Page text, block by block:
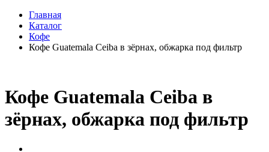
Главная
Каталог
Кофе
Кофе Guatemala Ceiba в зёрнах, обжарка под фильтр
Кофе Guatemala Ceiba в
зёрнах, обжарка под фильтр